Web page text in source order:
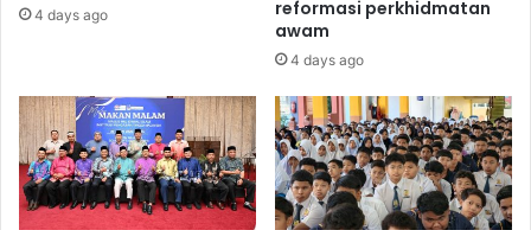
4 days ago
reformasi perkhidmatan
awam
4 days ago